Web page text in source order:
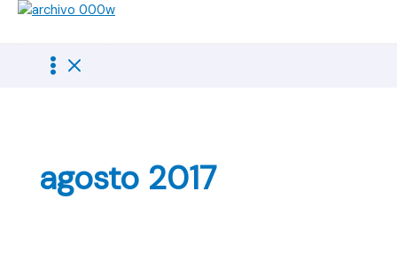
agosto 2017